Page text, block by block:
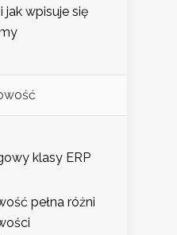
jak wpisuje się
klasy ERP
pełna różni